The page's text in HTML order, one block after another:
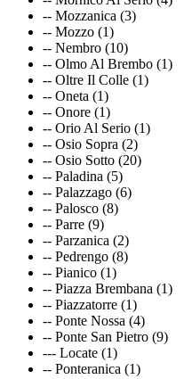
-- Mozzanica (3)
-- Mozzo (1)
-- Nembro (10)
-- Olmo Al Brembo (1)
-- Oltre Il Colle (1)
-- Oneta (1)
-- Onore (1)
-- Orio Al Serio (1)
-- Osio Sopra (2)
-- Osio Sotto (20)
-- Paladina (5)
-- Palazzago (6)
-- Palosco (8)
-- Parre (9)
-- Parzanica (2)
-- Pedrengo (8)
-- Pianico (1)
-- Piazza Brembana (1)
-- Piazzatorre (1)
-- Ponte Nossa (4)
-- Ponte San Pietro (9)
--- Locate (1)
-- Ponteranica (1)